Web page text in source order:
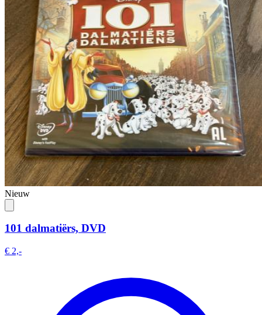
Nieuw
101 dalmatiërs, DVD
€ 2,-